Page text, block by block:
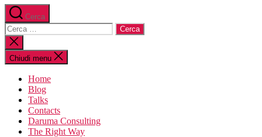
Cerca
Cerca:
Chiudi
la
ricerca
Chiudi menu
Home
Blog
Talks
Contacts
Daruma Consulting
The Right Way